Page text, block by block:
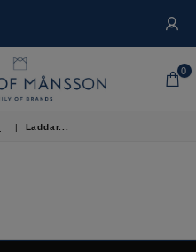
0
| Laddar...